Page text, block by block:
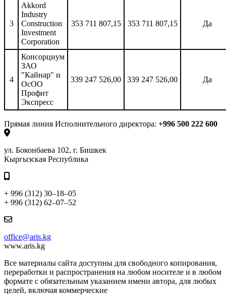
3
Akkord
Industry
Construction
Investment
Corporation
353 711 807,15 353 711 807,15 Да
4
Консорциум
ЗАО
"Кайнар" и
ОсОО
Профит
Экспресс
339 247 526,00 339 247 526,00 Да
Прямая линия Исполнительного директора: +996 500 222 600
ул. Боконбаева 102, г. Бишкек
Кыргызская Республика
+ 996 (312) 30–18–05
+ 996 (312) 62–07–52
office@aris.kg
www.aris.kg
Все материалы сайта доступны для свободного копирования,
переработки и распространения на любом носителе и в любом
формате с обязательным указанием имени автора, для любых
целей, включая коммерческие